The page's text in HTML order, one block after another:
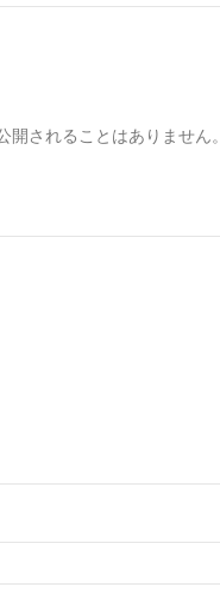
開されることはありません。